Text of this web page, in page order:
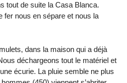
tout de suite la Casa Blanca.
fer nous en sépare et nous la
dans la maison qui a déjà
déchargeons tout le matériel et
écurie. La pluie semble ne plus